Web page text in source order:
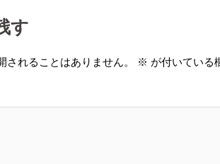
す
されることはありません。 ※ が付いている